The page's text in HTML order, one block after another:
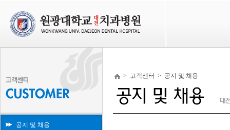
공지 및 채용
> 고객센터 > 공지 및 채용